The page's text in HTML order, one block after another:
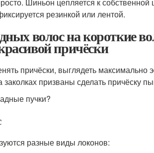
резинкой или лентой.
волос на короткие
причёски
причёски, выглядеть
призваны сделать причёску
пучки?
разные виды локонов: